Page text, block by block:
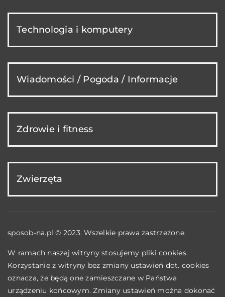
Technologia i komputery
Wiadomości / Pogoda / Informacje
Zdrowie i fitness
Zwierzęta
sposob-na.pl © 2023. Wszelkie prawa zastrzeżone.
W ramach naszej witryny stosujemy pliki cookies.
Korzystanie z witryny bez zmiany ustawień dot. cookies
oznacza, że będą one zamieszczane w Państwa
urządzeniu końcowym. Zmiany ustawień można dokonać